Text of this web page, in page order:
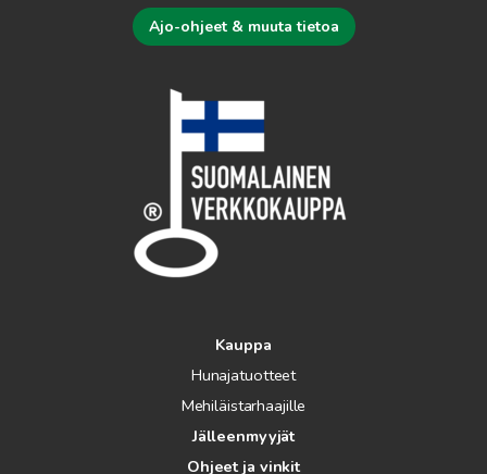
Ajo-ohjeet & muuta tietoa
Kauppa
Hunajatuotteet
Mehiläistarhaajille
Jälleenmyyjät
Ohjeet ja vinkit